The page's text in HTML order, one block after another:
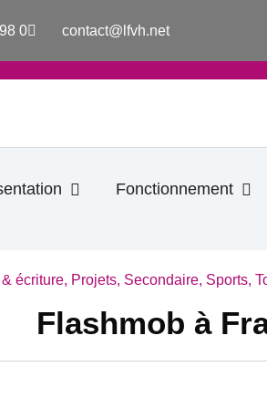
0 contact@lfvh.net
Ouvrir Présentation
Fonctionnement
écriture, Projets, Secondaire, Sports,
Flashmob à